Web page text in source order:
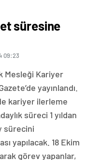
süresine
09:23
Mesleği Kariyer
yayınlandı.
kariyer ilerleme
süreci 1 yıldan
sürecini
yapılacak. 18 Ekim
görev yapanlar,